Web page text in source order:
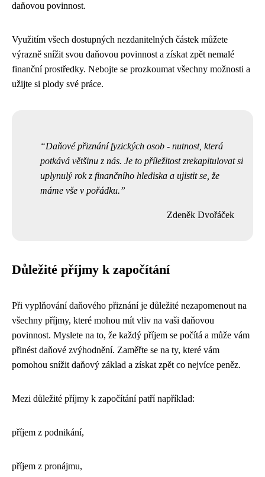
daňovou povinnost.
Využitím všech dostupných nezdanitelných částek můžete
výrazně snížit svou daňovou povinnost a získat zpět nemalé
finanční prostředky. Nebojte se prozkoumat všechny možnosti a
užijte si plody své práce.
Daňové přiznání fyzických osob - nutnost, která
potkává většinu z nás. Je to příležitost zrekapitulovat si
uplynulý rok z finančního hlediska a ujistit se, že
máme vše v pořádku.
Zdeněk Dvořáček
Důležité příjmy k započítání
Při vyplňování daňového přiznání je důležité nezapomenout na
všechny příjmy, které mohou mít vliv na vaši daňovou
povinnost. Myslete na to, že každý příjem se počítá a může vám
přinést daňové zvýhodnění. Zaměřte se na ty, které vám
pomohou snížit daňový základ a získat zpět co nejvíce peněz.
Mezi důležité příjmy k započítání patří například:
příjem z podnikání,
příjem z pronájmu,